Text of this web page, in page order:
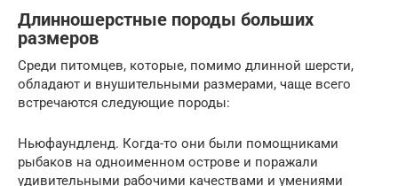
Длинношерстные породы больших
размеров
Среди питомцев, которые, помимо длинной шерсти,
обладают и внушительными размерами, чаще всего
встречаются следующие породы:
Ньюфаундленд. Когда-то они были помощниками
рыбаков на одноименном острове и поражали
удивительными рабочими качествами и умениями